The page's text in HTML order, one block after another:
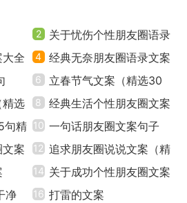
因为那个穿过角膜倒印在视网
感却只能辨别明暗，你如视锥细
。
尺骨，我做桡骨，相依相偎，永
2
关于忧伤个性朋友圈语录
文案40句
全
4
经典无奈朋友圈语录文案
汇总50句精选
6
立春节气文案（精选30
句）
精选
8
经典生活个性朋友圈文案
句子（通用40句）
句精 10 一句话朋友圈文案句子
（精选130句）
案
12 追求朋友圈说说文案（精
选50句）
14 关于成功个性朋友圈文案
句子（通用30句）
净 16 打雷的文案